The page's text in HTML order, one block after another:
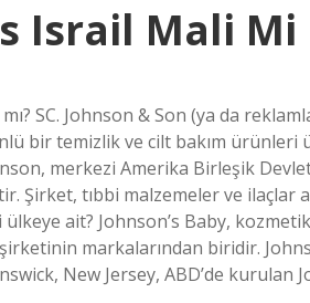
Israil Mali Mi
SC. Johnson & Son (ya da
bir temizlik ve cilt bakım
merkezi Amerika Birleşik
Şirket, tıbbi malzemeler ve ilaçlar
ait? Johnson’s Baby,
markalarından biridir.
New Jersey, ABD’de kurulan